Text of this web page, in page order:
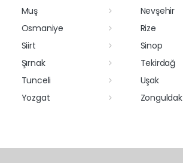
Muş Nevşehir
Osmaniye Rize
Siirt Sinop
Şırnak Tekirdağ
Tunceli Uşak
Yozgat Zonguldak